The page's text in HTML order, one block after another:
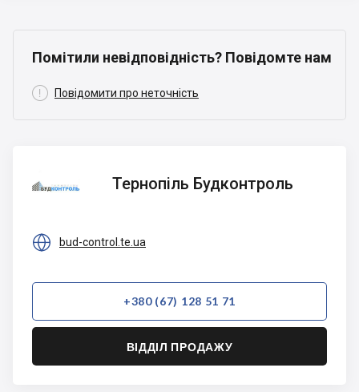
Помітили невідповідність? Повідомте нам
 Повідомити про неточність
Будконтроль Тернопіль Будконтроль
 bud-control.te.ua
+380 (67) 128 51 71
ВІДДІЛ ПРОДАЖУ